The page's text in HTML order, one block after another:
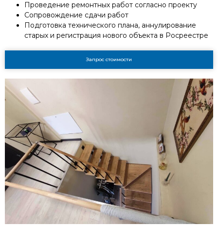
Проведение ремонтных работ согласно проекту
Сопровождение сдачи работ
Подготовка технического плана, аннулирование
старых и регистрация нового объекта в Росреестре
Запрос стоимости